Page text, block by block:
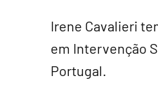
Irene Cavalieri
em Intervenção
Portugal.